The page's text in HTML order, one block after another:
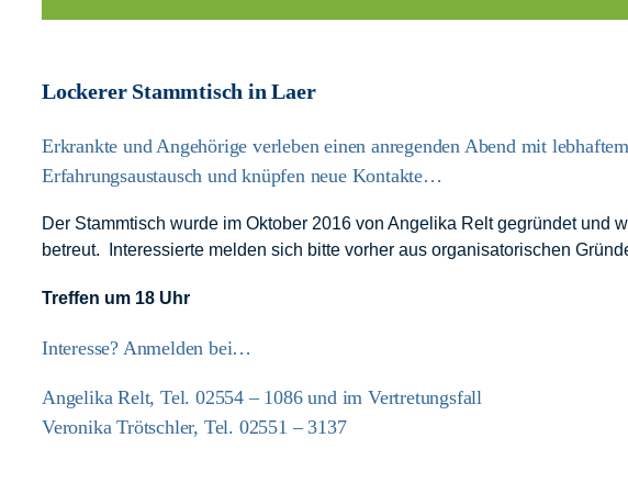
Lockerer Stammtisch in Laer
Erkrankte und Angehörige verleben einen anregenden Abend mit
Erfahrungsaustausch und knüpfen neue Kontakte…
Der Stammtisch wurde im Oktober 2016 von Angelika Relt gegründet und
betreut. Interessierte melden sich bitte vorher aus organisatorischen
Treffen um 18 Uhr
Interesse? Anmelden bei…
Angelika Relt, Tel. 02554 – 1086 und im Vertretungsfall
Veronika Trötschler, Tel. 02551 – 3137